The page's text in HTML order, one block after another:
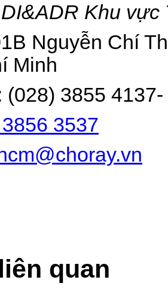
Khu
Nguyễn Chí
Minh
3855
3537
quan